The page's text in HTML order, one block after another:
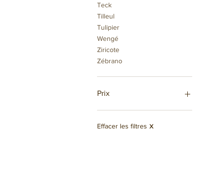
Teck
Tilleul
Tulipier
Wengé
Ziricote
Zébrano
Prix
1 €
Effacer les filtres X